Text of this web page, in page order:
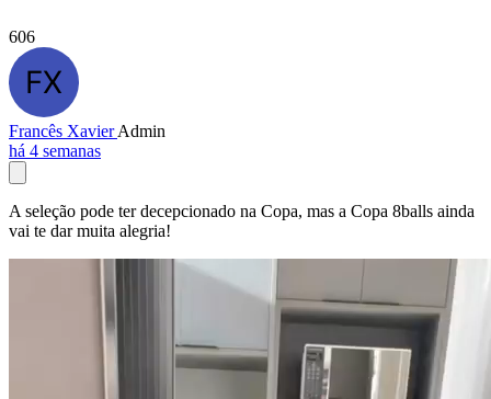
606
Francês XavierAdmin
há 4 semanas
A seleção pode ter decepcionado na Copa, mas a Copa 8balls ainda
vai te dar muita alegria!